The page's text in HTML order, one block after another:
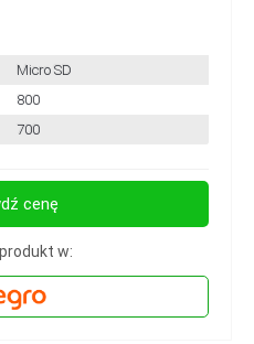
Micro SD
800
700
cenę
w: